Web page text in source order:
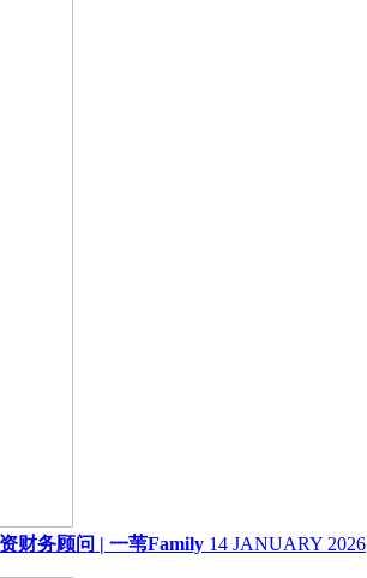
财务顾问 | 一苇Family 14 JANUARY 2026